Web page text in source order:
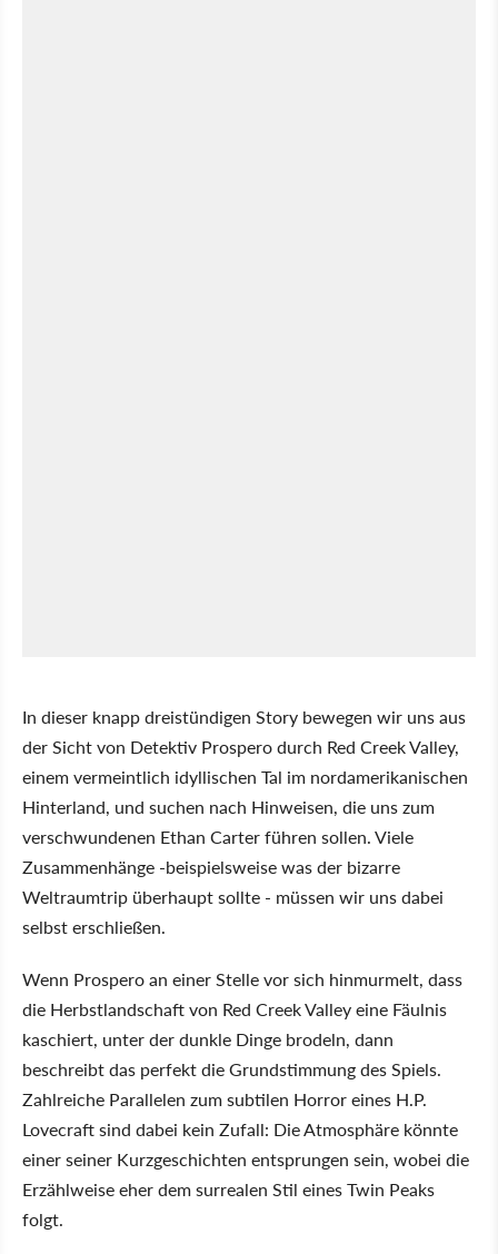
In dieser knapp dreistündigen Story bewegen wir uns aus
der Sicht von Detektiv Prospero durch Red Creek Valley,
einem vermeintlich idyllischen Tal im nordamerikanischen
Hinterland, und suchen nach Hinweisen, die uns zum
verschwundenen Ethan Carter führen sollen. Viele
Zusammenhänge -beispielsweise was der bizarre
Weltraumtrip überhaupt sollte - müssen wir uns dabei
selbst erschließen.
Wenn Prospero an einer Stelle vor sich hinmurmelt, dass
die Herbstlandschaft von Red Creek Valley eine Fäulnis
kaschiert, unter der dunkle Dinge brodeln, dann
beschreibt das perfekt die Grundstimmung des Spiels.
Zahlreiche Parallelen zum subtilen Horror eines H.P.
Lovecraft sind dabei kein Zufall: Die Atmosphäre könnte
einer seiner Kurzgeschichten entsprungen sein, wobei die
Erzählweise eher dem surrealen Stil eines Twin Peaks
folgt.